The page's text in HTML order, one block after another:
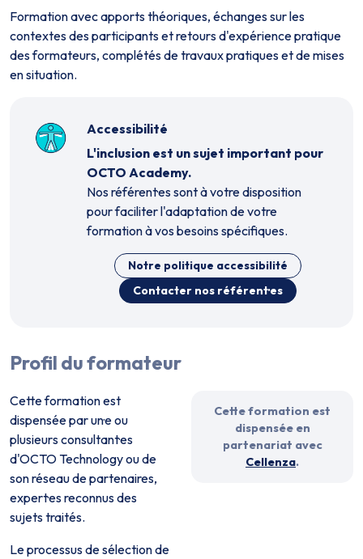
Formation avec apports théoriques, échanges sur les
contextes des participants et retours d'expérience pratique
des formateurs, complétés de travaux pratiques et de mises
en situation.
Accessibilité
L'inclusion est un sujet important pour
OCTO Academy.
Nos référent·es sont à votre disposition
pour faciliter l'adaptation de votre
formation à vos besoins spécifiques.
Notre politique accessibilité
Contacter nos référent·es
Profil du formateur
Cette formation est
dispensée par un·e ou
plusieurs consultant·es
d'OCTO Technology ou de
son réseau de partenaires,
expert·es reconnus des
sujets traités.
Le processus de sélection de
Cette formation est
dispensée en
partenariat avec
Cellenza.